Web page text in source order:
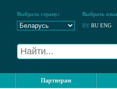
Выбрать страну:
Выбрать
BY RU ENG
Партнерам